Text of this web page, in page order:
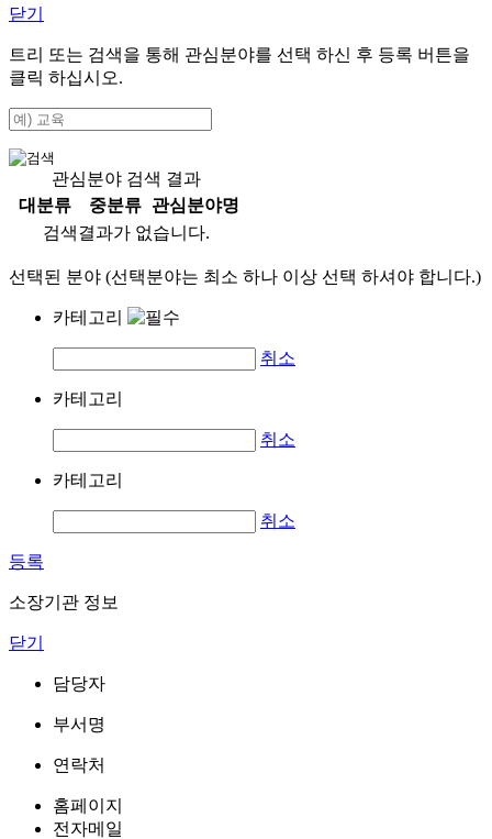
닫기
트리 또는 검색을 통해 관심분야를 선택 하신 후 등록 버튼을
클릭 하십시오.
관심분야 검색 결과
대분류
중분류
관심분야명
검색결과가 없습니다.
선택된 분야 (선택분야는 최소 하나 이상 선택 하셔야 합니다.)
카테고리
취소
카테고리
취소
카테고리
취소
등록
소장기관 정보
닫기
담당자
부서명
연락처
홈페이지
전자메일